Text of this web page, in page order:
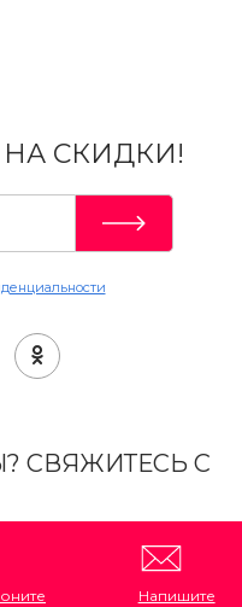
СКИДКИ!
СВЯЖИТЕСЬ С
Напишите